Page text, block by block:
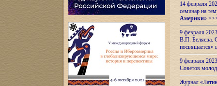
14 февраля
семинар на
Америки»
9 февраля
В.П. Беляева.
посвящается»
9 февраля
Советов
Журнал